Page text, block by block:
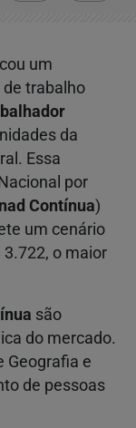
um
trabalho
da
Essa
por
Contínua)
um cenário
3.722, o maior
são
do mercado.
Geografia e
de pessoas